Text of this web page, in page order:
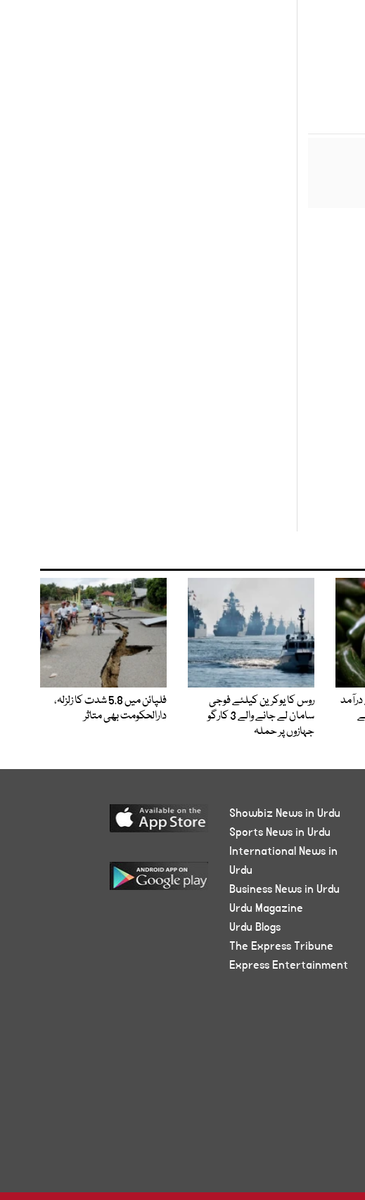
روس کا یوکرین کیلئے فوجی
سامان لے جانے والے 3 کارگو
جہازوں پر حملہ
فلپائن میں 5.8 شدت کا زلزلہ،
دارالحکومت بھی متاثر
Showbiz News in Urdu
Sports News in Urdu
International News in
Urdu
Business News in Urdu
Urdu Magazine
Urdu Blogs
The Express Tribune
Express Entertainment